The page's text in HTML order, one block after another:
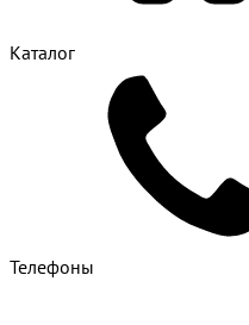
Каталог
Телефоны